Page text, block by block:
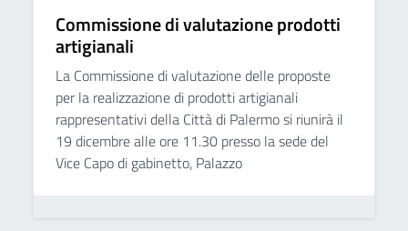
Commissione di valutazione prodotti
artigianali
La Commissione di valutazione delle proposte
per la realizzazione di prodotti artigianali
rappresentativi della Città di Palermo si riunirà il
19 dicembre alle ore 11.30 presso la sede del
Vice Capo di gabinetto, Palazzo